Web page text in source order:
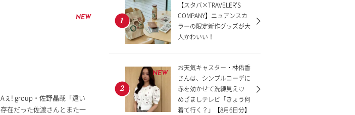
NEW
Aぇ! group・佐野晶哉「遠い
存在だった佐渡さんとまた一
【スタバ×TRAVELER’S
COMPANY】ニュアンスカ
ラーの限定新作グッズが大
人かわいい！
NEW
お天気キャスター・林佑香
さんは、シンプルコーデに
赤を効かせて洗練見え♡
めざましテレビ「きょう何
着て行く？」【8月6日分】